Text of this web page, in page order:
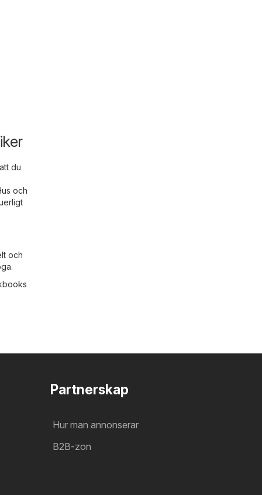
du
och
och
Partnerskap
Hur man annonserar
B2B-zon